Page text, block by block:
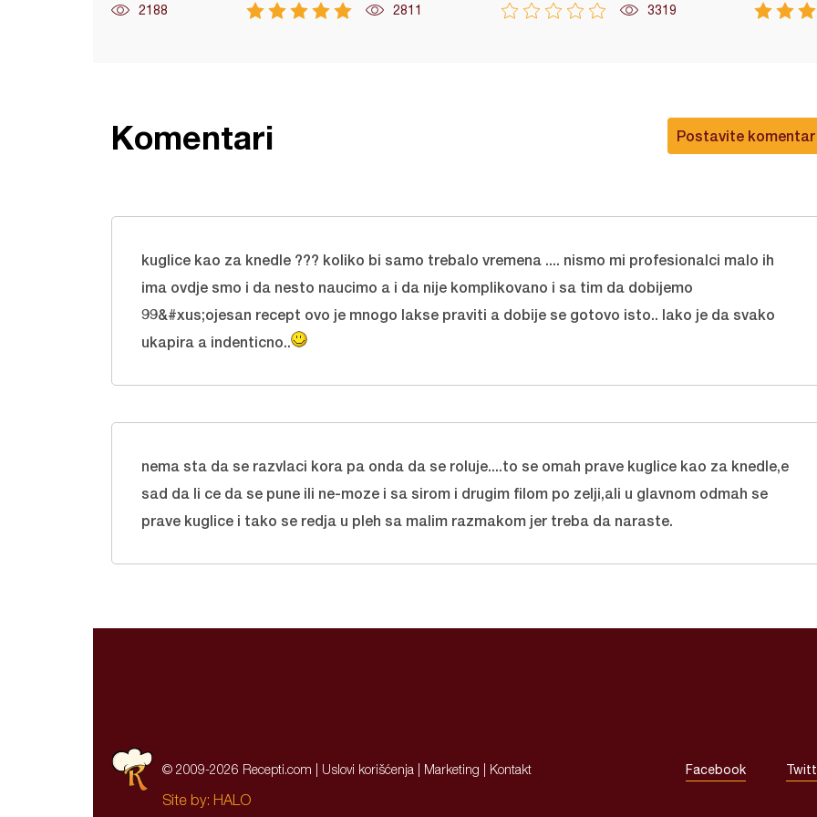
2188 2811 3319
Postavite komentar
Komentari
kuglice kao za knedle ??? koliko bi samo trebalo vremena .... nismo mi profesionalci malo ih
ima ovdje smo i da nesto naucimo a i da nije komplikovano i sa tim da dobijemo
99&#xus;ojesan recept ovo je mnogo lakse praviti a dobije se gotovo isto.. lako je da svako
ukapira a indenticno..
nema sta da se razvlaci kora pa onda da se roluje....to se omah prave kuglice kao za knedle,e
sad da li ce da se pune ili ne-moze i sa sirom i drugim filom po zelji,ali u glavnom odmah se
prave kuglice i tako se redja u pleh sa malim razmakom jer treba da naraste.
© 2009-2026 Recepti.com | Uslovi korišćenja Marketing Kontakt Facebook
Site by: HALO